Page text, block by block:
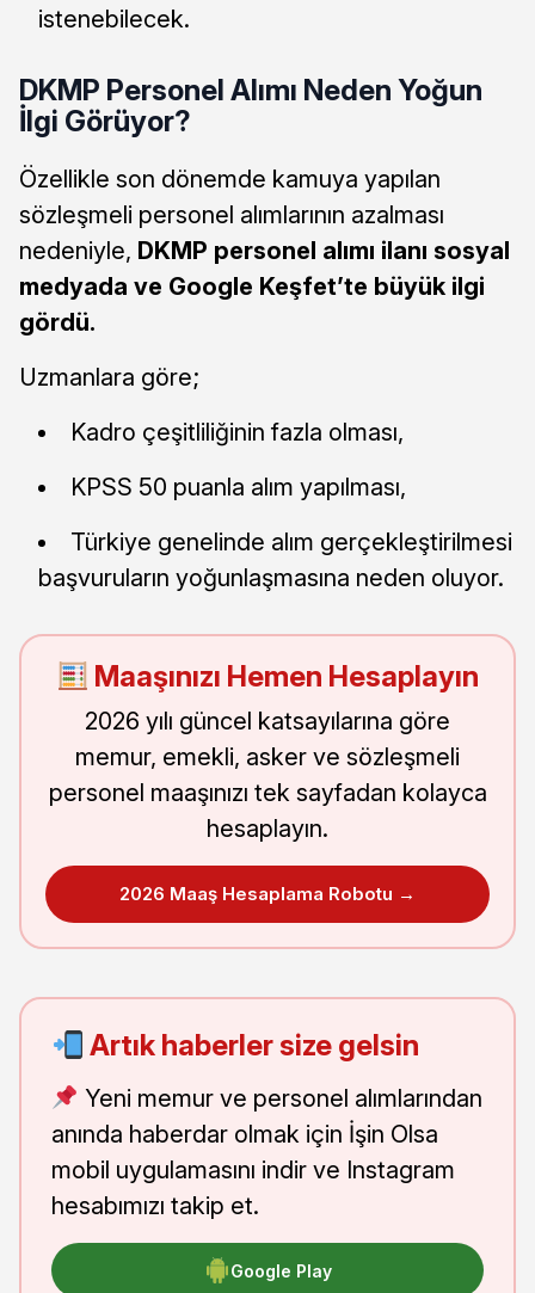
istenebilecek.
DKMP Personel Alımı Neden Yoğun
İlgi Görüyor?
Özellikle son dönemde kamuya yapılan
sözleşmeli personel alımlarının azalması
nedeniyle, DKMP personel alımı ilanı sosyal
medyada ve Google Keşfet’te büyük ilgi
gördü.
Uzmanlara göre;
Kadro çeşitliliğinin fazla olması,
KPSS 50 puanla alım yapılması,
Türkiye genelinde alım gerçekleştirilmesi
başvuruların yoğunlaşmasına neden oluyor.
Maaşınızı Hemen Hesaplayın
2026 yılı güncel katsayılarına göre
memur, emekli, asker ve sözleşmeli
personel maaşınızı tek sayfadan kolayca
hesaplayın.
2026 Maaş Hesaplama Robotu →
Artık haberler size gelsin
Yeni memur ve personel alımlarından
anında haberdar olmak için İşin Olsa
mobil uygulamasını indir ve Instagram
hesabımızı takip et.
Google Play